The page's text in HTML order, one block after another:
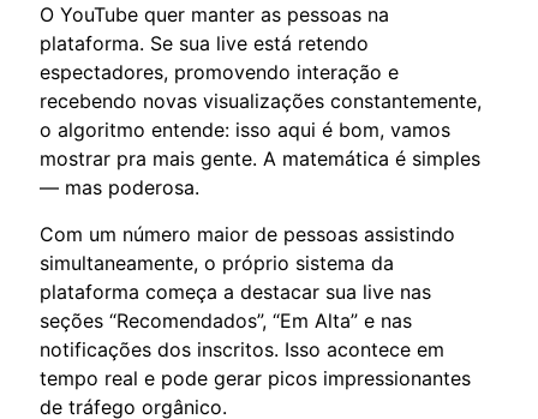
O YouTube quer manter as pessoas na
plataforma. Se sua live está retendo
espectadores, promovendo interação e
recebendo novas visualizações constantemente,
o algoritmo entende: isso aqui é bom, vamos
mostrar pra mais gente. A matemática é simples
— mas poderosa.
Com um número maior de pessoas assistindo
simultaneamente, o próprio sistema da
plataforma começa a destacar sua live nas
seções “Recomendados”, “Em Alta” e nas
notificações dos inscritos. Isso acontece em
tempo real e pode gerar picos impressionantes
de tráfego orgânico.